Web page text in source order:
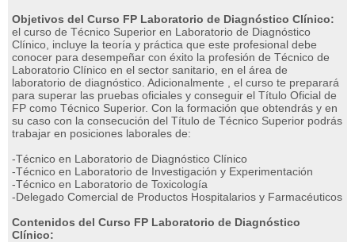
Objetivos del Curso FP Laboratorio de Diagnóstico Clínico:
el curso de Técnico Superior en Laboratorio de Diagnóstico
Clínico, incluye la teoría y práctica que este profesional debe
conocer para desempeñar con éxito la profesión de Técnico de
Laboratorio Clínico en el sector sanitario, en el área de
laboratorio de diagnóstico. Adicionalmente , el curso te preparará
para superar las pruebas oficiales y conseguir el Título Oficial de
FP como Técnico Superior. Con la formación que obtendrás y en
su caso con la consecución del Título de Técnico Superior podrás
trabajar en posiciones laborales de:
-Técnico en Laboratorio de Diagnóstico Clínico
-Técnico en Laboratorio de Investigación y Experimentación
-Técnico en Laboratorio de Toxicología
-Delegado Comercial de Productos Hospitalarios y Farmacéuticos
Contenidos del Curso FP Laboratorio de Diagnóstico
Clínico: